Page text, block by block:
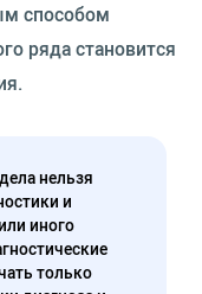
способом
ряда становится
нельзя
и
иного
только